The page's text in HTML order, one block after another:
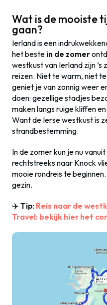
Wat is de mooiste
gaan?
Ierland is een
het beste in de zomer
westkust van Ierland zijn
reizen. Niet te warm, niet
geniet je van zonnig weer
doen: gezellige stadjes
maken langs ruige kliffen
Want de Ierse westkust is
strandbestemming.
In de zomer kun je nu
rechtstreeks naar Knock
mooie rondreis te
gezin.
✈️ Tip: Reis naar de
Travel: bekijk hier het